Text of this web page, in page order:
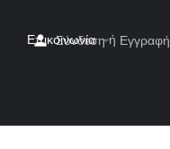
Επικοινωνία
Σύνδεση ή Εγγραφή